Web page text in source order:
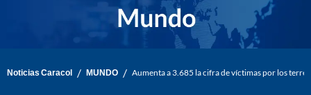
Noticias Caracol / MUNDO / Aumenta a 3.685 la cifra de víctimas por los